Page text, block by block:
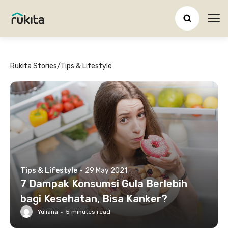
Rukita Stories/Tips & Lifestyle
Tips & Lifestyle · 29 May 2021
7 Dampak Konsumsi Gula Berlebih
bagi Kesehatan, Bisa Kanker?
Yuliana · 5 minutes read